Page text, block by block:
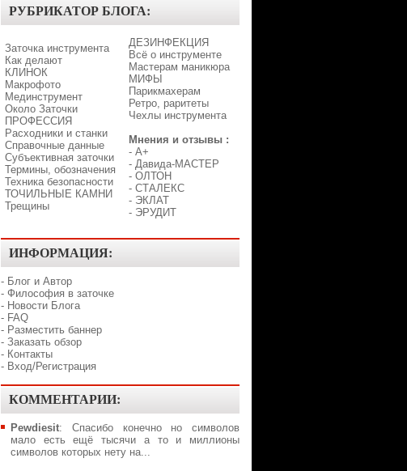
РУБРИКАТОР БЛОГА:
Заточка инструмента
Как делают
КЛИНОК
Макрофото
Мединструмент
Около Заточки
ПРОФЕССИЯ
Расходники и станки
Справочные данные
Субъективная заточки
Термины, обозначения
Техника безопасности
ТОЧИЛЬНЫЕ КАМНИ
Трещины
ДЕЗИНФЕКЦИЯ
Всё о инструменте
Мастерам маникюра
МИФЫ
Парикмахерам
Ретро, раритеты
Чехлы инструмента
Мнения и отзывы :
- A+
- Давида-МАСТЕР
- ОЛТОН
- СТАЛЕКС
- ЭКЛАТ
- ЭРУДИТ
ИНФОРМАЦИЯ:
- Блог и Автор
- Философия в заточке
- Новости Блога
- FAQ
- Разместить баннер
- Заказать обзор
- Контакты
- Вход/Регистрация
КОММЕНТАРИИ:
Pewdiesit: Спасибо конечно но символов
мало есть ещё тысячи а то и миллионы
символов которых нету на...